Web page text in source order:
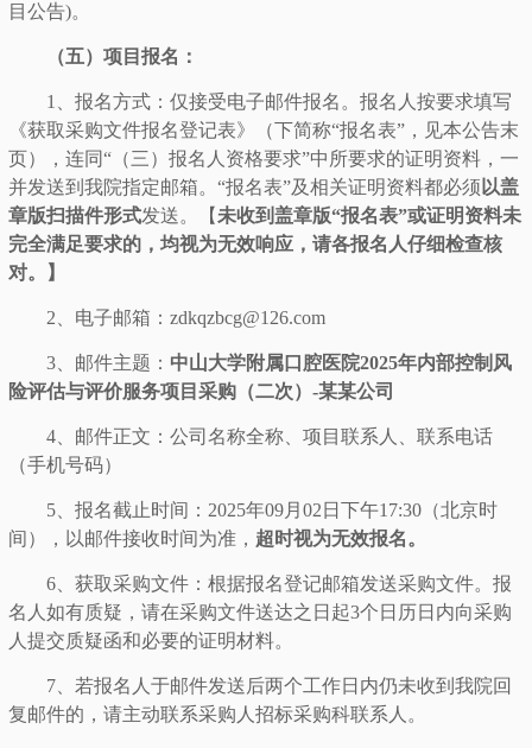
目公告)。
（五）项目报名：
1、报名方式：仅接受电子邮件报名。报名人按要求填写
《获取采购文件报名登记表》（下简称“报名表”，见本公告末
页），连同“（三）报名人资格要求”中所要求的证明资料，一
并发送到我院指定邮箱。“报名表”及相关证明资料都必须 以盖
章版扫描件形式发送。【 未收到盖章版“报名表”或证明资料未
完全满足要求的，均视为无效响应，请各报名人仔细检查核
对。】
2、电子邮箱： zdkqzbcg@126.com
3、邮件主题： 中山大学附属口腔医院2025年内部控制风
险评估与评价服务项目采购（二次）-某某公司
4、邮件正文：公司名称全称、项目联系人、联系电话
（手机号码）
5、报名截止时间：2025年09月02 日下午17:30 （北京时
间 ） ， 以邮件接收时间为准， 超时视为无效报名。
6、获取采购文件：根据报名登记邮箱发送采购文件。报
名人如有质疑，请在采购文件送达之日起3个日历日内向采购
人提交质疑函和必要的证明材料。
7、若报名人于邮件发送后两个工作日内仍未收到我院回
复邮件的，请主动联系采购人招标采购科联系人。